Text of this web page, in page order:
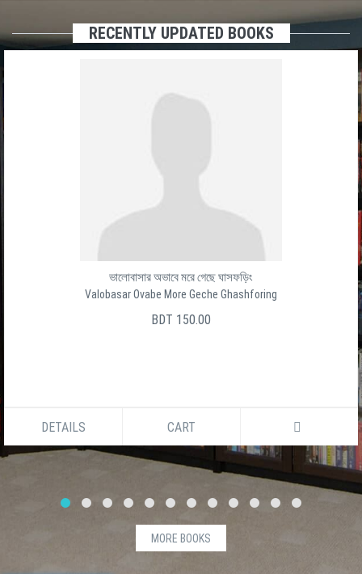
RECENTLY UPDATED BOOKS
ভালোবাসার অভাবে মরে গেছে ঘাসফড়িং
Valobasar Ovabe More Geche Ghashforing
BDT 150.00
DETAILS CART
MORE BOOKS